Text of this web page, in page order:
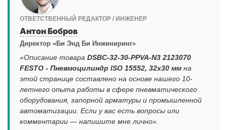
ОТВЕТСТВЕННЫЙ РЕДАКТОР / ИНЖЕНЕР
Антон Бобров
Директор «Би Энд Би Инжиниринг»
«Описание товара DSBC-32-30-PPVA-N3 2123070
FESTO - Пневмоцилиндр ISO 15552, 32x30 мм на
этой странице составлено на основе нашего 10-
летнего опыта работы в сфере пневматического
оборудования, запорной арматуры и промышленной
автоматизации. Если у вас есть вопросы или
комментарии — напишите мне лично».